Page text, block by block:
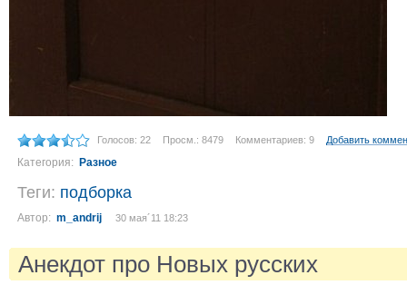
Голосов: 22 Просм.: 8479 Комментариев: 9 Добавить
Категория: Разное
Теги: подборка
Автор: m_andrij 30 мая´11 18:23
Анекдот про Новых русских